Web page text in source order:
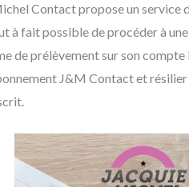
Contact propose un service
à fait possible de procéder à
de prélèvement sur son
J&M Contact et résilier